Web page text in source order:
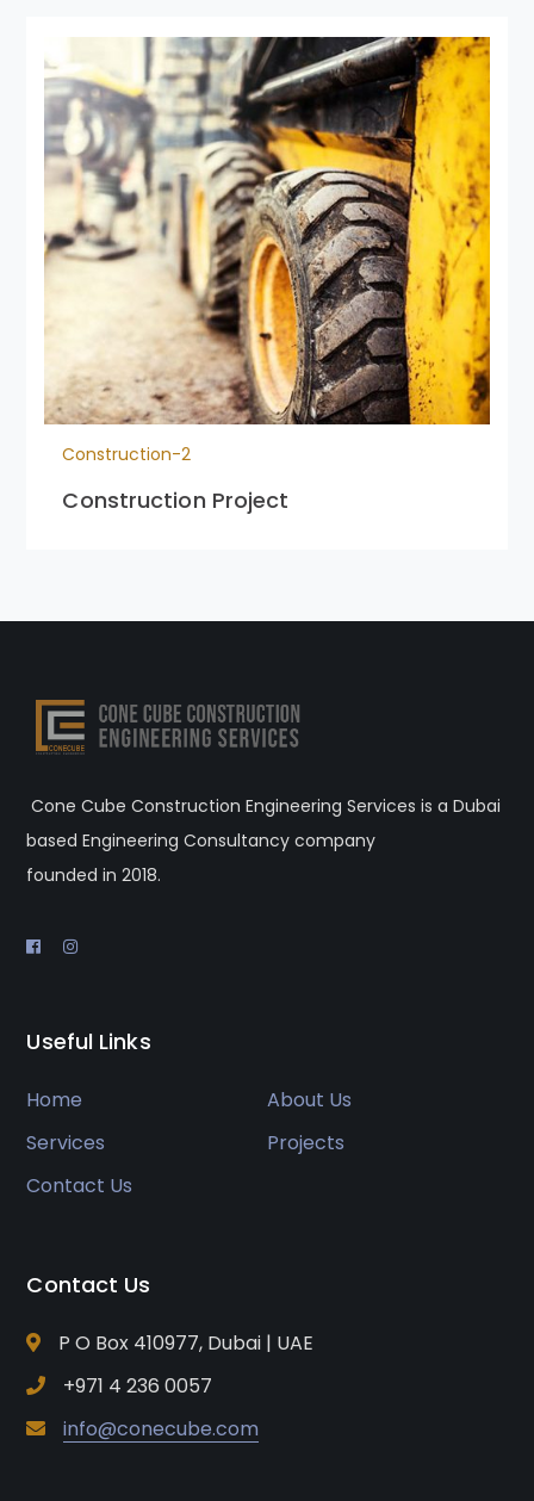
Construction-2
Construction Project
Cone Cube Construction Engineering Services is a Dubai
based Engineering Consultancy company
founded in 2018.
Useful Links
Home
About Us
Services
Projects
Contact Us
Contact Us
P O Box 410977, Dubai | UAE
+971 4 236 0057
info@conecube.com